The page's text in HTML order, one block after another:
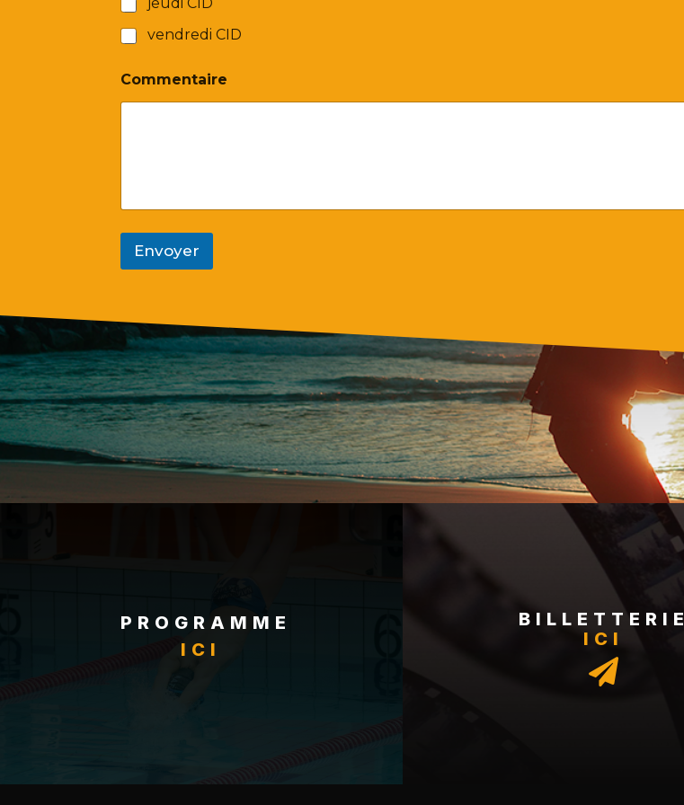
jeudi CID
vendredi CID
Commentaire
Envoyer
PROGRAMME
ICI
BILLETTERIE
ICI
